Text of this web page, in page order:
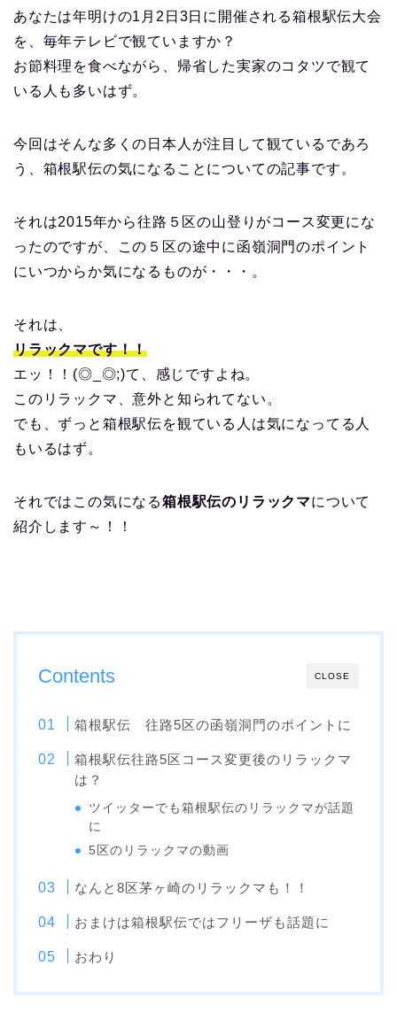
あなたは年明けの1月2日3日に開催される箱根駅伝大会
を、毎年テレビで観ていますか？
お節料理を食べながら、帰省した実家のコタツで観て
いる人も多いはず。
今回はそんな多くの日本人が注目して観ているであろ
う、箱根駅伝の気になることについての記事です。
それは2015年から往路５区の山登りがコース変更にな
ったのですが、この５区の途中に函嶺洞門のポイント
にいつからか気になるものが・・・。
それは、
リラックマです！！
エッ！！(◎_◎;)て、感じですよね。
このリラックマ、意外と知られてない。
でも、ずっと箱根駅伝を観ている人は気になってる人
もいるはず。
それではこの気になる箱根駅伝のリラックマについて
紹介します～！！
CLOSE
Contents
箱根駅伝 往路5区の函嶺洞門のポイントに
箱根駅伝往路5区コース変更後のリラックマ
は？
ツイッターでも箱根駅伝のリラックマが話題
に
5区のリラックマの動画
なんと8区茅ヶ崎のリラックマも！！
おまけは箱根駅伝ではフリーザも話題に
おわり